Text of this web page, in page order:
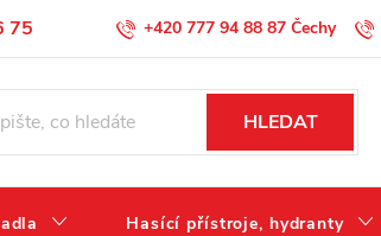
75 údajů +420 777 94 88 87
HLEDAT
Hasící přístroje, hydranty